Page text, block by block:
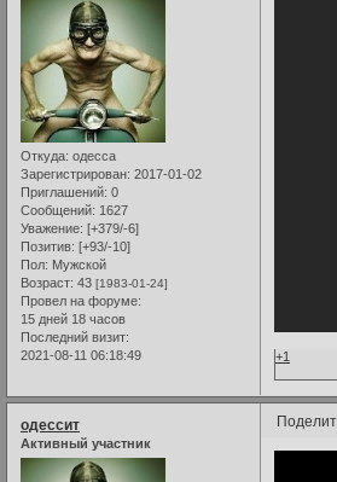
Откуда: одесса
Зарегистрирован: 2017-01-02
Приглашений: 0
Сообщений: 1627
Уважение: [+379/-6]
Позитив: [+93/-10]
Пол: Мужской
Возраст: 43 [1983-01-24]
Провел на форуме:
15 дней 18 часов
Последний визит:
2021-08-11 06:18:49
+1
одессит
Активный участник